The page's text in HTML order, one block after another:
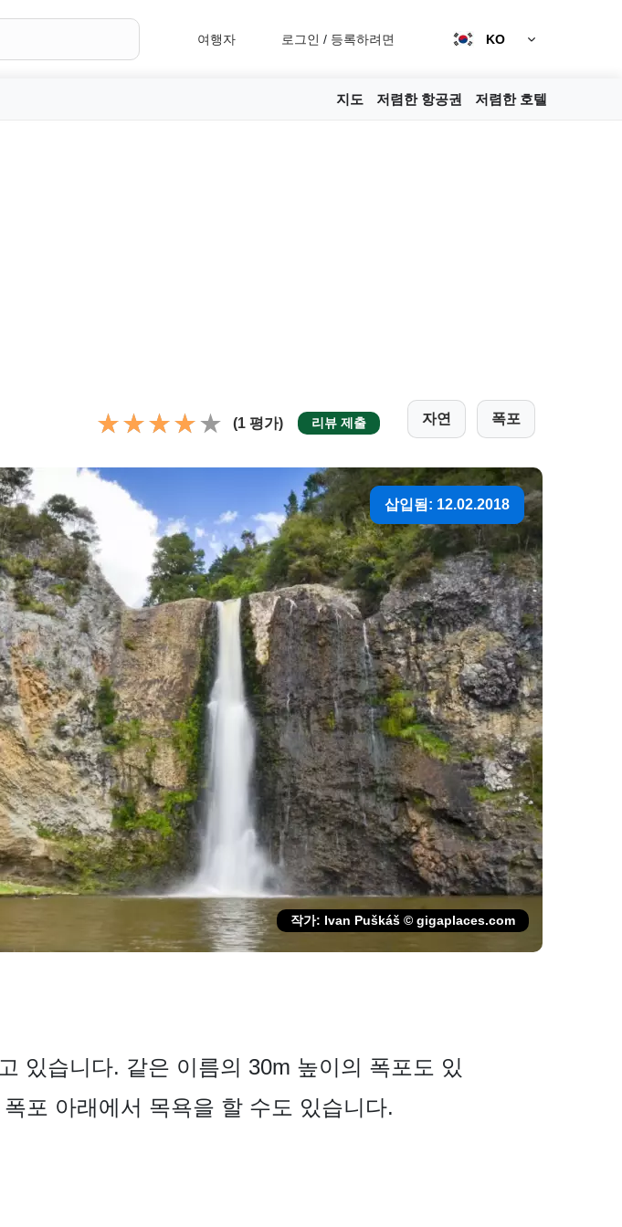
여행자 로그인 / 등록하려면 KO
지도 저렴한 항공권 저렴한 호텔
(1 평가) 리뷰 제출 자연 폭포
삽입됨: 12.02.2018
작가: Ivan Puškáš © gigaplaces.com
있습니다. 같은 이름의 30m 높이의 폭포도 있
포 아래에서 목욕을 할 수도 있습니다.